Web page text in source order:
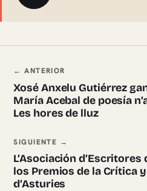
Navegación ente
← ANTERIOR
Xosé Anxelu Gutiérrez
María Acebal de poesía
Les hores de lluz
SIGUIENTE →
L’Asociación
los Premios de la Crítica
d’Asturies